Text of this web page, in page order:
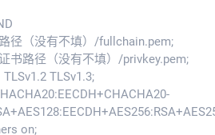
（没有不填）/fullchain.pem;
路径（没有不填）/privkey.pem;
TLSv1.3;
on;